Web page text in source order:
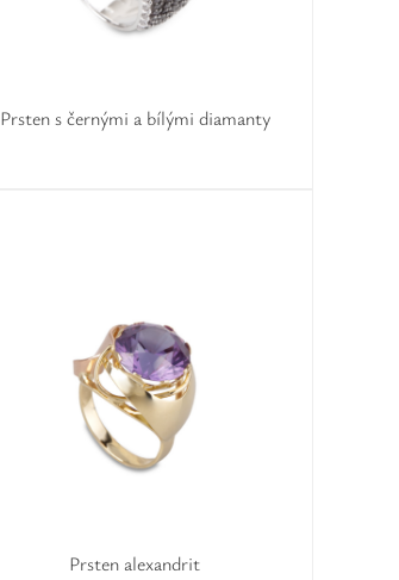
Prsten s černými a bílými diamanty
Prsten alexandrit